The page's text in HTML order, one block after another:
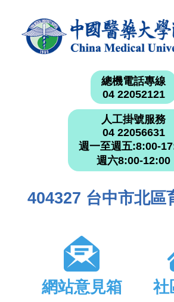
總機電話專線
04 22052121
人工掛號服務
04 22056631
週一至週五:8:00-
週六8:00-12:00
404327 台中市北區
網站意見箱 社